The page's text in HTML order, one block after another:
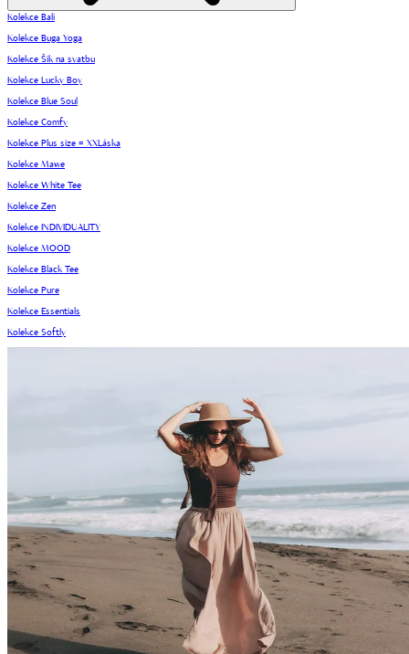
Kolekce Bali
Kolekce Buga Yoga
Kolekce Šik na svatbu
Kolekce Lucky Boy
Kolekce Blue Soul
Kolekce Comfy
Kolekce Plus size = XXLáska
Kolekce Mawe
Kolekce White Tee
Kolekce Zen
Kolekce INDIVIDUALITY
Kolekce MOOD
Kolekce Black Tee
Kolekce Pure
Kolekce Essentials
Kolekce Softly